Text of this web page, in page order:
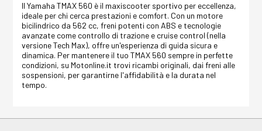
Il Yamaha TMAX 560 è il maxiscooter sportivo per eccellenza,
ideale per chi cerca prestazioni e comfort. Con un motore
bicilindrico da 562 cc, freni potenti con ABS e tecnologie
avanzate come controllo di trazione e cruise control (nella
versione Tech Max), offre un'esperienza di guida sicura e
dinamica. Per mantenere il tuo TMAX 560 sempre in perfette
condizioni, su Motonline.it trovi ricambi originali, dai freni alle
sospensioni, per garantirne l'affidabilità e la durata nel
tempo.